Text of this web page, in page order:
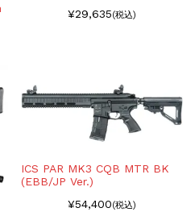
¥29,635(税込)
ICS PAR MK3 CQB MTR BK
(EBB/JP Ver.)
¥54,400(税込)